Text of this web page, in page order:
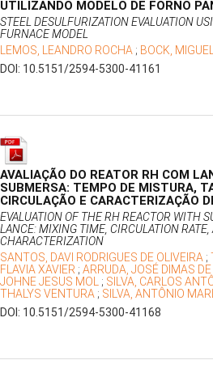
UTILIZANDO MODELO DE FORNO
STEEL DESULFURIZATION EVALUATION
FURNACE MODEL
LEMOS, LEANDRO ROCHA ; BOCK,
DOI: 10.5151/2594-5300-41161
AVALIAÇÃO DO REATOR RH COM
SUBMERSA: TEMPO DE MISTURA,
CIRCULAÇÃO E CARACTERIZAÇÃO
EVALUATION OF THE RH REACTOR WITH
LANCE: MIXING TIME, CIRCULATION RATE,
CHARACTERIZATION
SANTOS, DAVI RODRIGUES DE OLIVEIRA ;
FLAVIA XAVIER ; ARRUDA, JOSÉ DIMAS DE
JOHNE JESUS MOL ; SILVA, CARLOS
THALYS VENTURA ; SILVA, ANTÔNIO
DOI: 10.5151/2594-5300-41168